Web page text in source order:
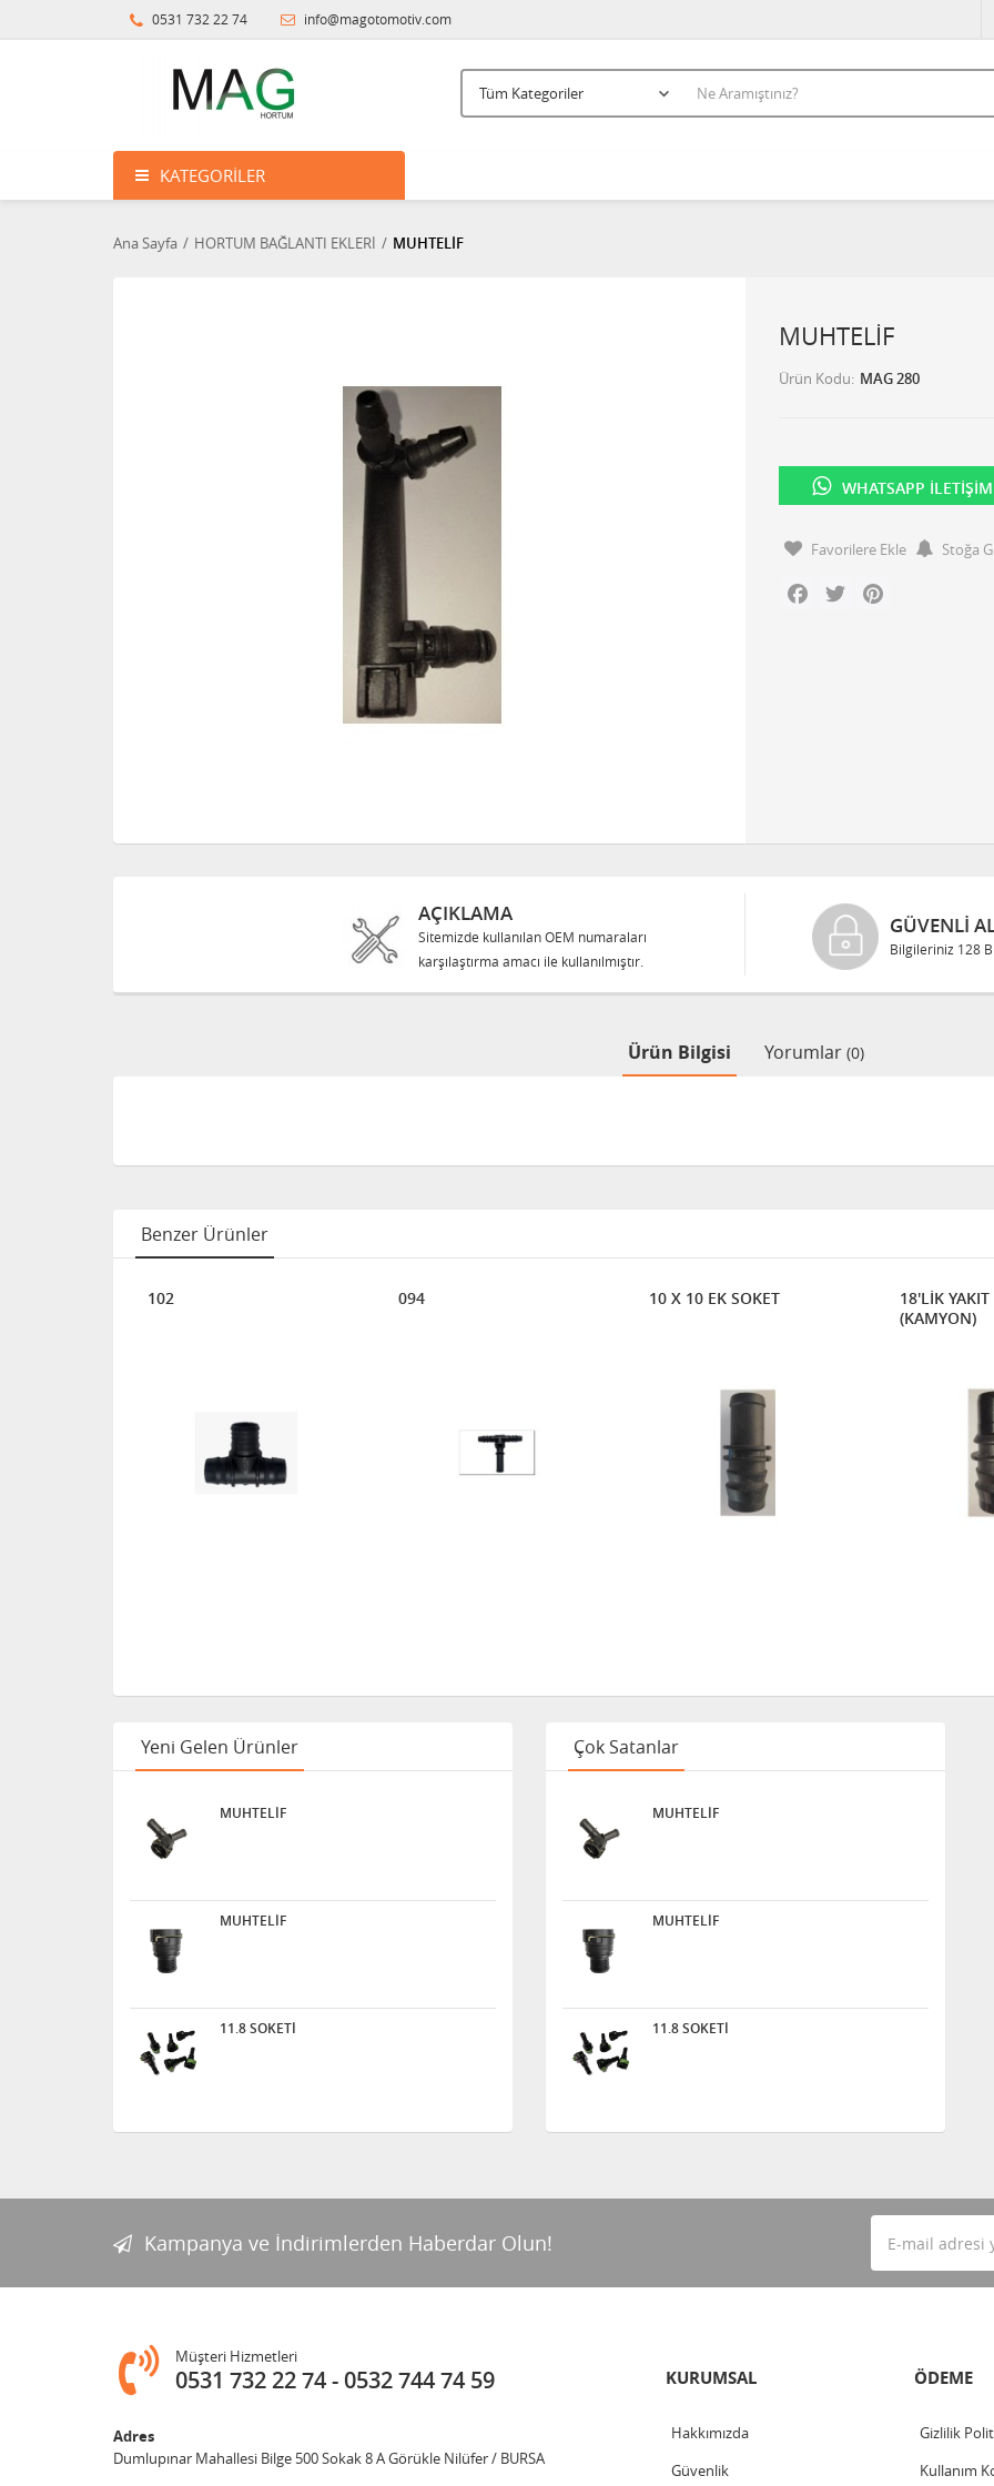
0531 732 22 74 info@magotomotiv.com
KATEGORILER
Ana Sayfa HORTUM BAĞLANTI EKLERİ MUHTELİF
MUHTELİF
Ürün Kodu MAG 280
WHATSAPP İLETIŞIM
Favorilere Ekle
Stoğa
Facebook
Twitter
AÇIKLAMA
Sitemizde kullanılan OEM numaraları
karşılaştırma amacı ile kullanılmıştır.
GÜVENLI
Bilgileriniz 128
Ürün Bilgisi Yorumlar (0)
Benzer Ürünler
102 094 10 X 10 EK SOKET
18'LİK YAKIT
(KAMYON)
Yeni Gelen Ürünler
MUHTELİF
MUHTELİF
11.8 SOKETİ
Çok Satanlar
MUHTELİF
MUHTELİF
11.8 SOKETİ
Kampanya ve İndirimlerden Haberdar Olun!
Müşteri Hizmetleri
0531 732 22 74 0532 744 74 59
Adres
Dumlupınar Mahallesi Bilge 500 Sokak 8 A Görükle Nilüfer / BURSA
KURUMSAL
Hakkımızda
Güvenlik
ÖDEME
Gizlilik
Kullanım